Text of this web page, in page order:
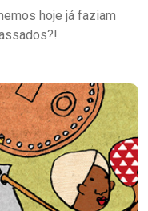
hoje já faziam